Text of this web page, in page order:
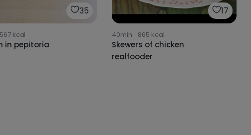
35
kcal
in pepitoria
17
40min · 865 kcal
Skewers of chicken
realfooder